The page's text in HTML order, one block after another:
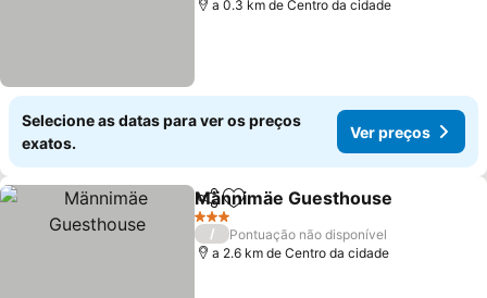
a 0.3 km de Centro da cidade
Selecione as datas para ver os preços
exatos.
Ver preços
PartilharAdicionar aos favoritos
Männimäe Guesthouse
3 Estrelas
/
Pontuação não disponível
a 2.6 km de Centro da cidade